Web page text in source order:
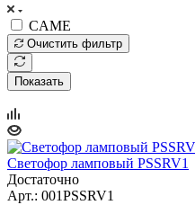
CAME
Очистить фильтр
Показать
Светофор ламповый PSSRV1
Достаточно
Арт.: 001PSSRV1